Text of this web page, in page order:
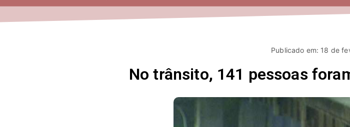
Publicado em: 18 de
No trânsito, 141 pessoas